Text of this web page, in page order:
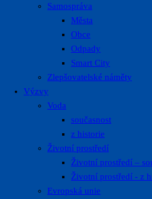
Samospráva
Města
Obce
Odpady
Smart City
Zlepšovatelské náměty
Výzvy
Voda
současnost
z historie
Životní prostředí
Životní prostředí –
Životní prostředí ​- z
Evropská unie